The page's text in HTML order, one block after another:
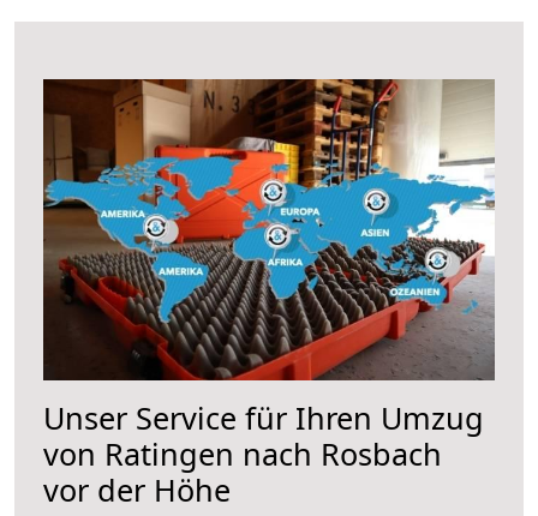
Unser Service für Ihren Umzug
von Ratingen nach Rosbach
vor der Höhe